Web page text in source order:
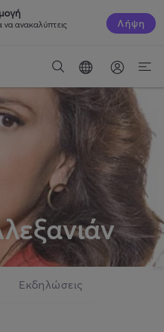
να ανακαλύπτεις
Λήψη
Εκδηλώσεις